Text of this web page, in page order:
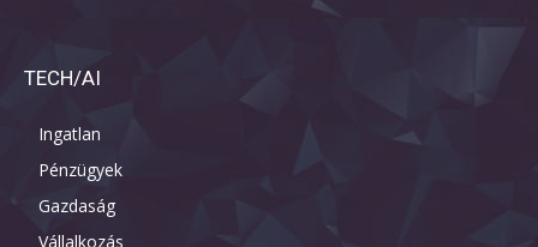
TECH/AI
Ingatlan
Pénzügyek
Gazdaság
Vállalkozás